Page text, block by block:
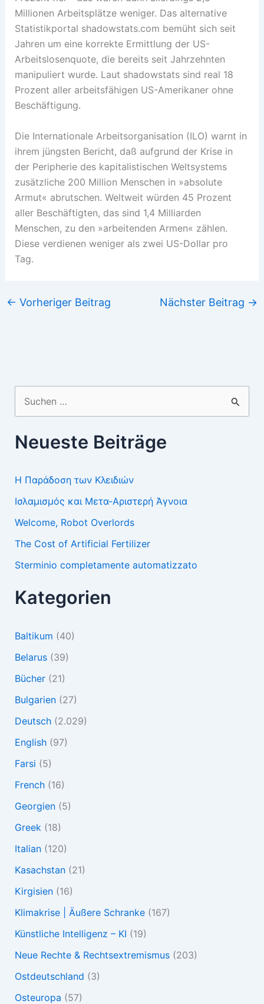
Millionen Arbeitsplätze weniger. Das alternative
Statistikportal shadowstats.com bemüht sich seit
Jahren um eine korrekte Ermittlung der US-
Arbeitslosenquote, die bereits seit Jahrzehnten
manipuliert wurde. Laut shadowstats sind real 18
Prozent aller arbeitsfähigen US-Amerikaner ohne
Beschäftigung.
Die Internationale Arbeitsorganisation (ILO) warnt in
ihrem jüngsten Bericht, daß aufgrund der Krise in
der Peripherie des kapitalistischen Weltsystems
zusätzliche 200 Million Menschen in »absolute
Armut« abrutschen. Weltweit würden 45 Prozent
aller Beschäftigten, das sind 1,4 Milliarden
Menschen, zu den »arbeitenden Armen« zählen.
Diese verdienen weniger als zwei US-Dollar pro
Tag.
← Vorheriger Beitrag Nächster Beitrag →
nach:
Neueste Beiträge
Η Παράδοση των Κλειδιών
Ισλαμισμός και Μετα-Αριστερή Άγνοια
Welcome, Robot Overlords
The Cost of Artificial Fertilizer
Sterminio completamente automatizzato
Kategorien
Baltikum (40)
Belarus(39)
Bücher(21)
Bulgarien(27)
Deutsch(2.029)
English(97)
Farsi (5)
French(16)
Georgien(5)
Greek (18)
Italian(120)
Kasachstan(21)
Kirgisien(16)
Klimakrise | Äußere Schranke(167)
Künstliche Intelligenz – KI (19)
Neue Rechte & Rechtsextremismus(203)
Ostdeutschland (3)
Osteuropa (57)